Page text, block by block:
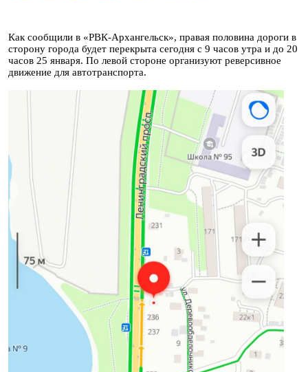
Как сообщили в «РВК-Архангельск», правая половина дороги в
сторону города будет перекрыта сегодня с 9 часов утра и до 20
часов 25 января. По левой стороне организуют реверсивное
движение для автотранспорта.